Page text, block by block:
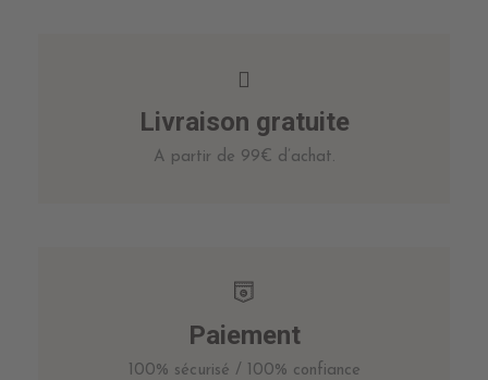
Livraison gratuite
A partir de 99€ d’achat.
Paiement
100% sécurisé / 100% confiance